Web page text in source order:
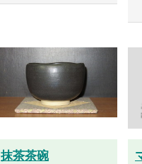
抹茶茶碗